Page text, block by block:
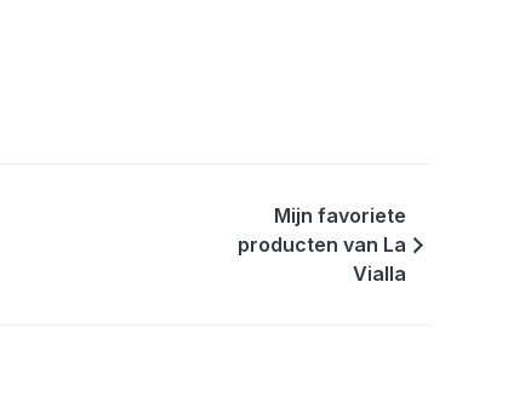
Mijn favoriete
producten van La
Vialla